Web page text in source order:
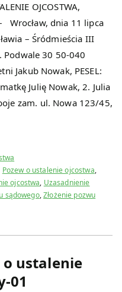
OJCOSTWA,
Wrocław, dnia 11 lipca
– Śródmieścia III
Podwale 30 50-040
Jakub Nowak, PESEL:
Julię Nowak, 2. Julia
zam. ul. Nowa 123/45,
Pozew o ustalenie ojcostwa,
ojcostwa, Uzasadnienie
sądowego,Złożenie pozwu
ustalenie
01